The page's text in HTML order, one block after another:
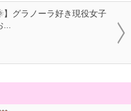
】グラノーラ好き現役女子
...